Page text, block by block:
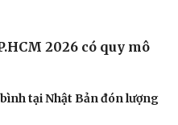
thao Công an Nhân dân